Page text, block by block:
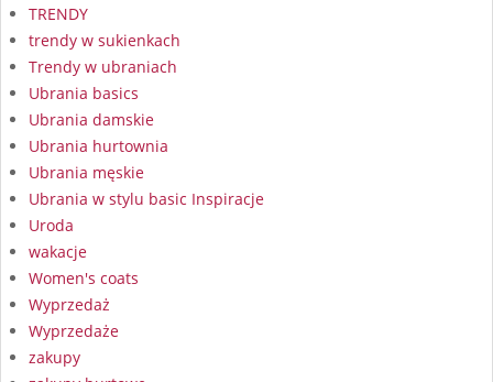
TRENDY
trendy w sukienkach
Trendy w ubraniach
Ubrania basics
Ubrania damskie
Ubrania hurtownia
Ubrania męskie
Ubrania w stylu basic Inspiracje
Uroda
wakacje
Women's coats
Wyprzedaż
Wyprzedaże
zakupy